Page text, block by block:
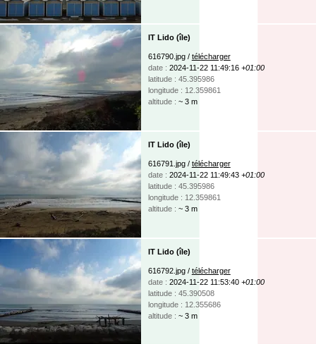
IT Lido (île)
616790.jpg / télécharger
date : 2024-11-22 11:49:16 +01:00
latitude : 45.395986
longitude : 12.359861
altitude : ~ 3 m
IT Lido (île)
616791.jpg / télécharger
date : 2024-11-22 11:49:43 +01:00
latitude : 45.395986
longitude : 12.359861
altitude : ~ 3 m
IT Lido (île)
616792.jpg / télécharger
date : 2024-11-22 11:53:40 +01:00
latitude : 45.390508
longitude : 12.355686
altitude : ~ 3 m